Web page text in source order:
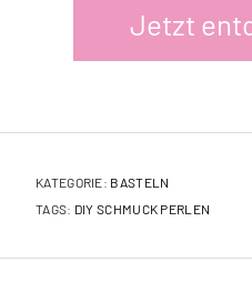
Jetzt
KATEGORIE: BASTELN
TAGS: DIY SCHMUCK PERLEN